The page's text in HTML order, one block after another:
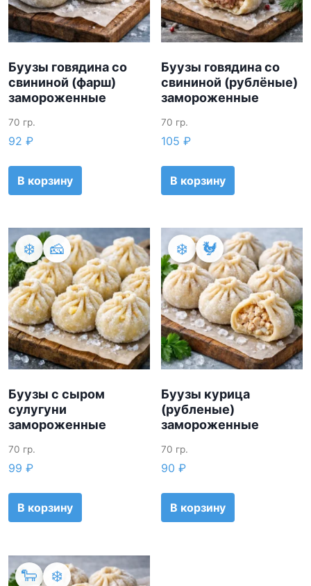
к
а
:
о
п
о
т
и
Буузы говядина со
свининой (фарш)
замороженные
70 гр.
92 ₽
В корзину
Буузы говядина со
свининой (рублёные)
замороженные
70 гр.
105₽
В корзину
❄️ 🧀
Буузы с сыром
сулугуни
замороженные
70 гр.
99 ₽
В корзину
❄️ 🐓
Буузы курица
(рубленые)
замороженные
70 гр.
90₽
В корзину
🐑 ❄️